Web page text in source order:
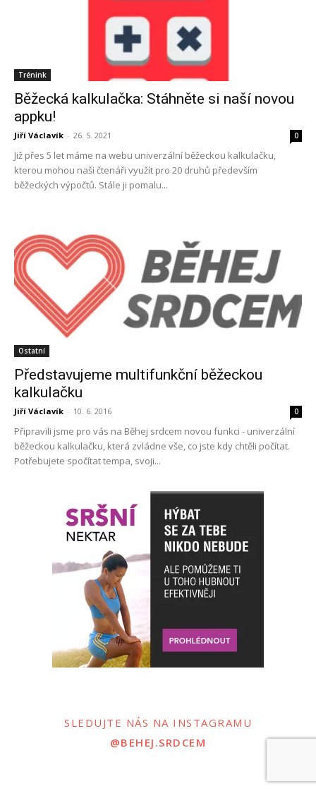
Trénink
Běžecká kalkulačka: Stáhněte si naší novou
appku!
Jiří Václavík - 26. 5. 2021 0
Již přes 5 let máme na webu univerzální běžeckou kalkulačku,
kterou mohou naši čtenáři využít pro 20 druhů především
běžeckých výpočtů. Stále ji pomalu...
Ostatní
Představujeme multifunkční běžeckou
kalkulačku
Jiří Václavík - 10. 6. 2016 0
Připravili jsme pro vás na Běhej srdcem novou funkci - univerzální
běžeckou kalkulačku, která zvládne vše, co jste kdy chtěli počítat.
Potřebujete spočítat tempa, svoji...
SLEDUJTE NÁS NA INSTAGRAMU
@BEHEJ.SRDCEM